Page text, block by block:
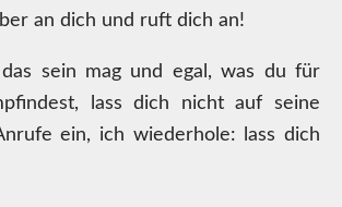
an dich und ruft dich an!
sein mag und egal, was du für
lass dich nicht auf seine
ein, ich wiederhole: lass dich